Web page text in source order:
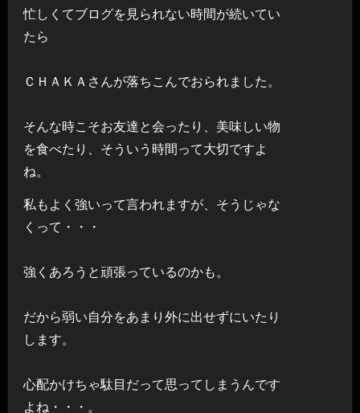
忙しくてブログを見られない時間が続いてい
たら
ＣＨＡＫＡさんが落ちこんでおられました。
そんな時こそお友達と会ったり、美味しい物
を食べたり、そういう時間って大切ですよ
ね。
私もよく強いって言われますが、そうじゃな
くって・・・
強くあろうと頑張っているのかも。
だから弱い自分をあまり外に出せずにいたり
します。
心配かけちゃ駄目だって思ってしまうんです
よね・・・。